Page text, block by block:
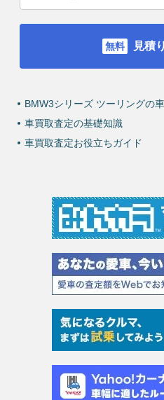
見積
BMW3シリーズ ツーリングの
車買取査定の基礎知識
車買取査定お役立ちガイド